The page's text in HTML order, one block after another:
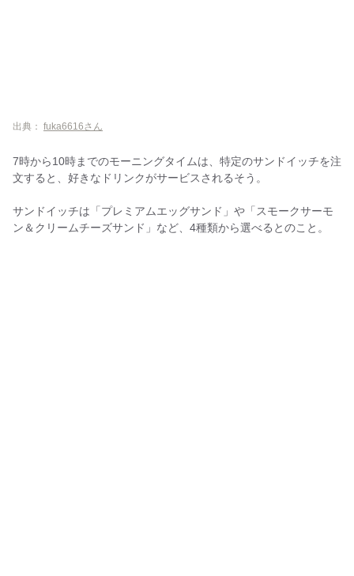
出典： fuka6616さん
7時から10時までのモーニングタイムは、特定のサンドイッチを注
文すると、好きなドリンクがサービスされるそう。
サンドイッチは「プレミアムエッグサンド」や「スモークサーモ
ン＆クリームチーズサンド」など、4種類から選べるとのこと。